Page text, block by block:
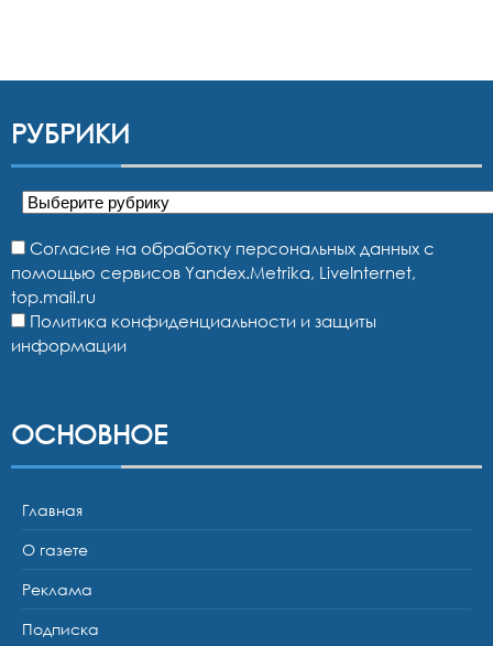
РУБРИКИ
Рубрики
Согласие на обработку персональных данных с
помощью сервисов Yandex.Metrika, LiveInternet,
top.mail.ru
Политика конфиденциальности и защиты
информации
ОСНОВНОЕ
Главная
О газете
Реклама
Подписка